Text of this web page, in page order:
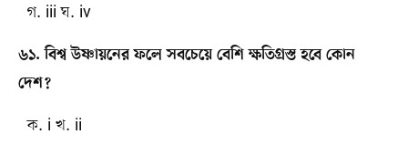
গ. iii ঘ. iv
৬১. বিশ্ব উষ্ণায়নের ফলে সবচেয়ে বেশি ক্ষতিগ্রস্ত হবে কোন
দেশ?
ক. i খ. ii